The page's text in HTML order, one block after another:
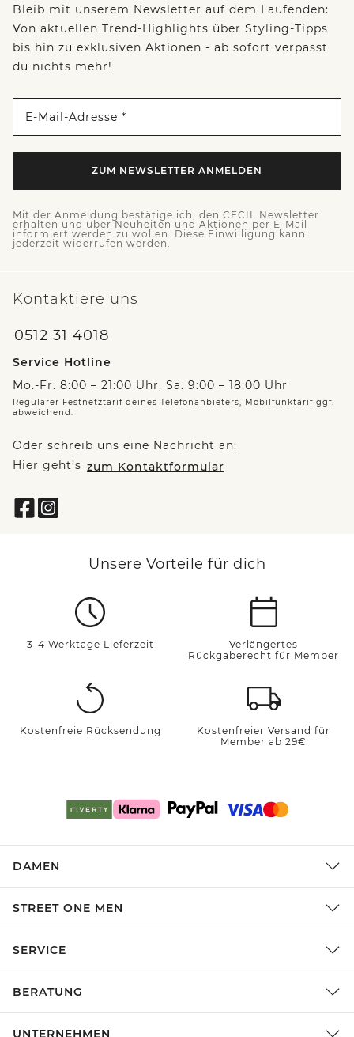
Bleib mit unserem Newsletter auf dem Laufenden:
Von aktuellen Trend-Highlights über Styling-Tipps
bis hin zu exklusiven Aktionen - ab sofort verpasst
du nichts mehr!
E-Mail-Adresse *
ZUM NEWSLETTER ANMELDEN
Mit der Anmeldung bestätige ich, den CECIL Newsletter
erhalten und über Neuheiten und Aktionen per E-Mail
informiert werden zu wollen. Diese Einwilligung kann
jederzeit widerrufen werden.
Kontaktiere uns
0512 31 4018
Service Hotline
Mo.-Fr. 8:00 – 21:00 Uhr, Sa. 9:00 – 18:00 Uhr
Regulärer Festnetztarif deines Telefonanbieters, Mobilfunktarif ggf.
abweichend.
Oder schreib uns eine Nachricht an:
Hier geht’s zum Kontaktformular
Unsere Vorteile für dich
3-4 Werktage Lieferzeit
Verlängertes
Rückgaberecht für Member
Kostenfreie Rücksendung
Kostenfreier Versand für
Member ab 29€
DAMEN
STREET ONE MEN
SERVICE
BERATUNG
UNTERNEHMEN